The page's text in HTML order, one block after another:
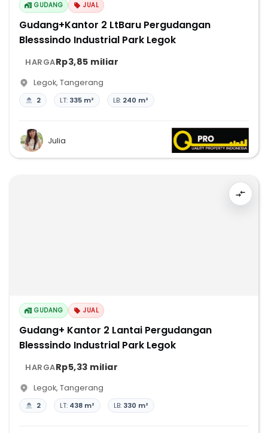
GUDANG JUAL
Gudang+Kantor 2 LtBaru Pergudangan
Blesssindo Industrial Park Legok
HARGARp3,85 miliar
Legok, Tangerang
2 LT: 335 m² LB: 240 m²
Julia
GUDANG JUAL
Gudang+ Kantor 2 Lantai Pergudangan
Blesssindo Industrial Park Legok
HARGARp5,33 miliar
Legok, Tangerang
2 LT: 438 m² LB: 330 m²